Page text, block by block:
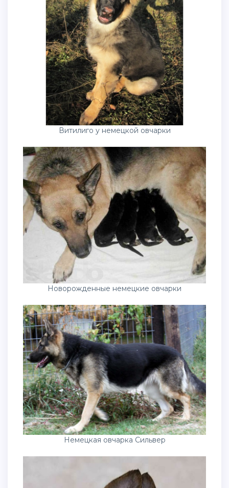
Витилиго у немецкой овчарки
Новорожденные немецкие овчарки
Немецкая овчарка Сильвер